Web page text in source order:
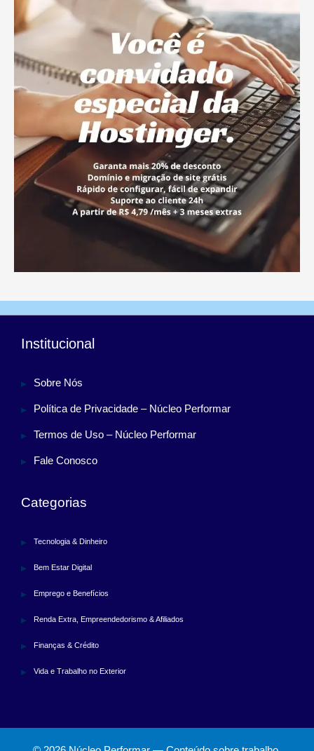
Institucional
Sobre Nós
Política de Privacidade – Núcleo Performar
Termos de Uso – Núcleo Performar
Fale Conosco
Categorias
Tecnologia & Dinheiro
Bem Estar Digital
Emprego e Benefícios
Renda Extra, Empreendedorismo & Afiliados
Finanças & Crédito
Vida e Trabalho no Exterior